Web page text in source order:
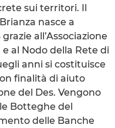
sui territori. Il
nasce a
all’Associazione
e al Nodo della Rete di
anni si costituisce
finalità di aiuto
del Des. Vengono
Botteghe del
delle Banche